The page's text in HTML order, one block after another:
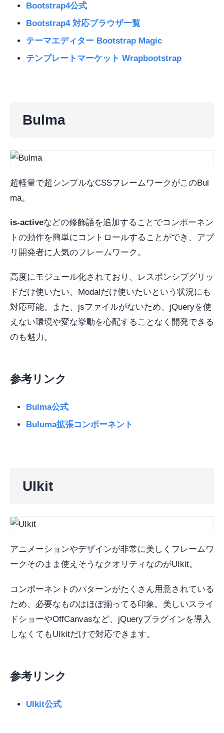
Bootstrap4公式
Bootstrap4 対応ブラウザ一覧
テーマエディター Bootstrap Magic
テンプレートマーケット Wrapbootstrap
Bulma
超軽量で超シンプルなCSSフレームワークがこのBul
ma。
is-activeなどの修飾語を追加することでコンポーネン
トの動作を簡単にコントロールすることができ、アプ
リ開発者に人気のフレームワーク。
高度にモジュール化されており、レスポンシブグリッ
ドだけ使いたい、Modalだけ使いたいという状況にも
対応可能。また、jsファイルがないため、jQueryを使
えない環境や変な挙動を心配することなく開発できる
のも魅力。
参考リンク
Bulma公式
Buluma拡張コンポーネント
UIkit
アニメーションやデザインが非常に美しくフレームワ
ークそのまま使えそうなクオリティなのがUIkit。
コンポーネントのパターンがたくさん用意されている
ため、必要なものはほぼ揃ってる印象。美しいスライ
ドショーやOffCanvasなど、jQueryプラグインを導入
しなくてもUIkitだけで対応できます。
参考リンク
UIkit公式